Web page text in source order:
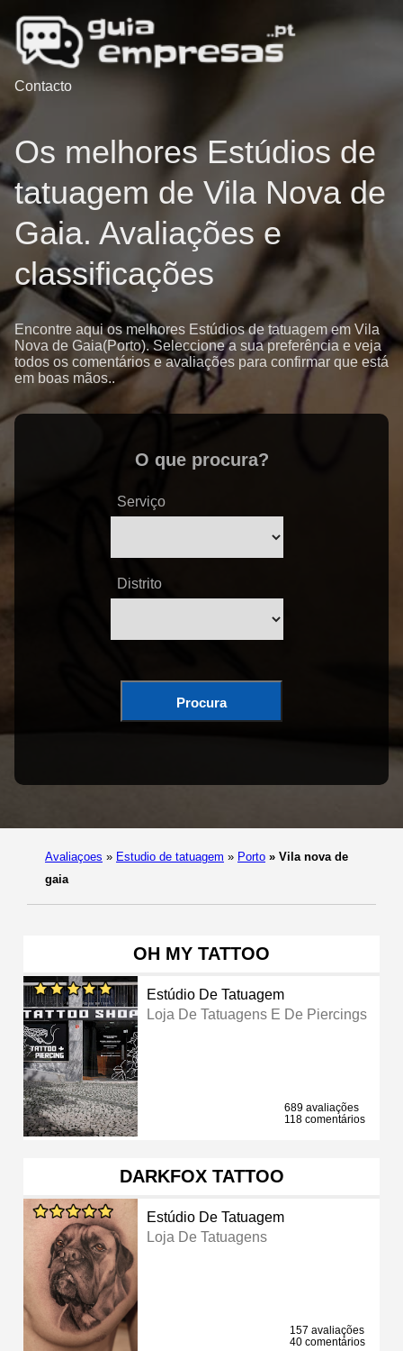
Contacto
Os melhores Estúdios de
tatuagem de Vila Nova de
Gaia. Avaliações e
classificações
Encontre aqui os melhores Estúdios de tatuagem em Vila
Nova de Gaia(Porto). Seleccione a sua preferência e veja
todos os comentários e avaliações para confirmar que está
em boas mãos..
O que procura?
Serviço
Distrito
Procura
Avaliaçoes » Estudio de tatuagem » Porto » Vila nova de
gaia
OH MY TATTOO
Estúdio De Tatuagem
Loja De Tatuagens E De Piercings
689 avaliações
118 comentários
DARKFOX TATTOO
Estúdio De Tatuagem
Loja De Tatuagens
157 avaliações
40 comentários